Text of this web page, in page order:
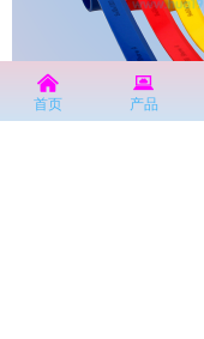
낀
首页
뀵
产品